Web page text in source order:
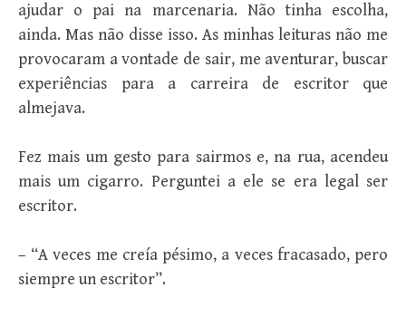
ajudar o pai na marcenaria. Não tinha escolha,
ainda. Mas não disse isso. As minhas leituras não me
provocaram a vontade de sair, me aventurar, buscar
experiências para a carreira de escritor que
almejava.
Fez mais um gesto para sairmos e, na rua, acendeu
mais um cigarro. Perguntei a ele se era legal ser
escritor.
– “A veces me creía pésimo, a veces fracasado, pero
siempre un escritor”.